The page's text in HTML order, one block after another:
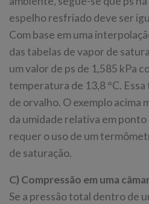
espelho resfriado deve ser
Com base em uma
das tabelas de vapor de
um valor de ps de 1,585 kPa
temperatura de 13,8 °C.
de orvalho. O exemplo acima
da umidade relativa em
requer o uso de um
de saturação.
C) Compressão em uma
Se a pressão total dentro de